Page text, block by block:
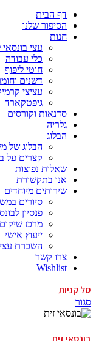
דף הבית
הסיפור שלנו
חנות
עצי
כלי עבודה
חוטי ליפוף
דשנים
עציצי
גיפטקארד
סדנאות וקורסים
גלריה
הבלוג
הבלוג של
קצרים על
שאלות נפוצות
אנו בתקשורת
שירותים מיוחדים
סיורים
פנסיון
מרכז שיקום
ייעוץ אישי
השכרת עצי
צרו קשר
Wishlist
סל קניות
סגור